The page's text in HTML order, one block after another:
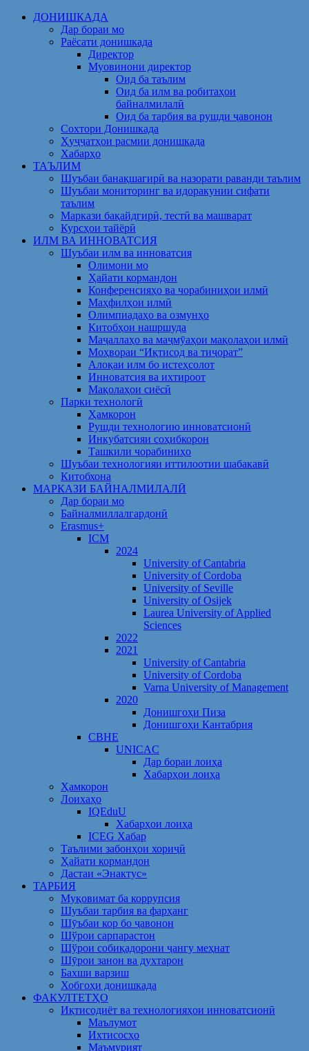
Skip
ДОНИШКАДА
Дар бораи мо
Раёсати донишкада
Директор
Муовинони директор
Оид ба таълим
Оид ба илм ва робитаҳои
байналмилалӣ
Оид ба тарбия ва рушди ҷавонон
Сохтори Донишкада
Ҳуҷҷатҳои расмии донишкада
Хабарҳо
ТАЪЛИМ
Шуъбаи банақшагирӣ ва назорати раванди таълим
Шуъбаи мониторинг ва идоракунии сифати
таълим
Маркази бақайдгирӣ, тестӣ ва машварат
Курсҳои тайёрӣ
ИЛМ ВА ИННОВАТСИЯ
Шуъбаи илм ва инноватсия
Олимони мо
Ҳайати кормандон
Конференсияҳо ва чорабиниҳои илмӣ
Маҳфилҳои илмӣ
Олимпиадаҳо ва озмунҳо
Китобҳои нашршуда
Маҷаллаҳо ва маҷмӯаҳои мақолаҳои илмӣ
Моҳвораи “Иқтисод ва тиҷорат”
Алоқаи илм бо истеҳсолот
Инноватсия ва ихтироот
Мақолаҳои сиёсӣ
Парки технологӣ
Ҳамкорон
Рушди технологию инноватсионӣ
Инкубатсияи соҳибкорон
Ташкили чорабиниҳо
Шуъбаи технологияи иттилоотии шабакавӣ
Китобхона
МАРКАЗИ БАЙНАЛМИЛАЛӢ
Дар бораи мо
Байналмиллалгардонӣ
Erasmus+
ICM
2024
University of Cantabria
University of Cordoba
University of Seville
University of Osijek
Laurea University of Applied
Sciences
2022
2021
University of Cantabria
University of Cordoba
Varna University of Management
2020
Донишгоҳи Пиза
Донишгоҳи Кантабрия
CBHE
UNICAC
Дар бораи лоиҳа
Хабарҳои лоиҳа
Ҳамкорон
Лоихаҳо
IQEduU
Хабарҳои лоиҳа
ICEG Хабар
Таълими забонҳои хориҷӣ
Ҳайати кормандон
Дастаи «Энактус»
ТАРБИЯ
Муқовимат ба коррупсия
Шуъбаи тарбия ва фарҳанг
Шӯъбаи кор бо ҷавонон
Шўрои сарпарастон
Шўрои собиқадорони ҷангу меҳнат
Шӯрои занон ва духтарон
Бахши варзиш
Хобгоҳи донишкада
ФАКУЛТЕТҲО
Иқтисодиёт ва технологияҳои инноватсионӣ
Маълумот
Ихтисосҳо
Маъмурият